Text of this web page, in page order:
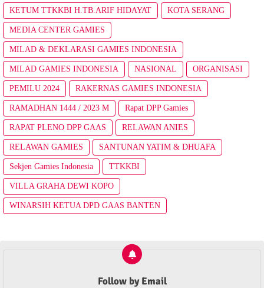
KETUM TTKKBI H.TB.ARIF HIDAYAT KOTA SERANG
MEDIA CENTER GAMIES
MILAD & DEKLARASI GAMIES INDONESIA
MILAD GAMIES INDONESIA NASIONAL ORGANISASI
PEMILU 2024 RAKERNAS GAMIES INDONESIA
RAMADHAN 1444 / 2023 M Rapat DPP Gamies
RAPAT PLENO DPP GAAS RELAWAN ANIES
RELAWAN GAMIES SANTUNAN YATIM & DHUAFA
Sekjen Gamies Indonesia TTKKBI
VILLA GRAHA DEWI KOPO
WINARSIH KETUA DPD GAAS BANTEN
Follow by Email